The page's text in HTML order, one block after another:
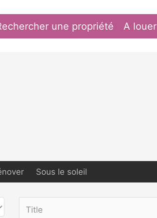
une propriété A louer
Sous le soleil